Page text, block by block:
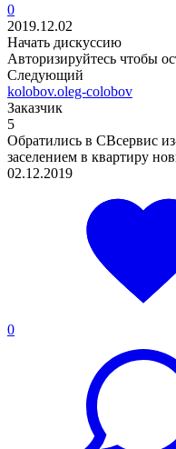
0
2019.12.02
Начать дискуссию
Авторизируйтесь чтобы
Следующий
kolobov.oleg-colobov
Заказчик
5
Обратились в СВсервис
заселением в квартиру
02.12.2019
0